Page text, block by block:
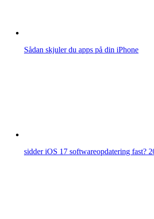
Sådan skjuler du apps på din iPhone
sidder iOS 17 softwareopdatering fast?